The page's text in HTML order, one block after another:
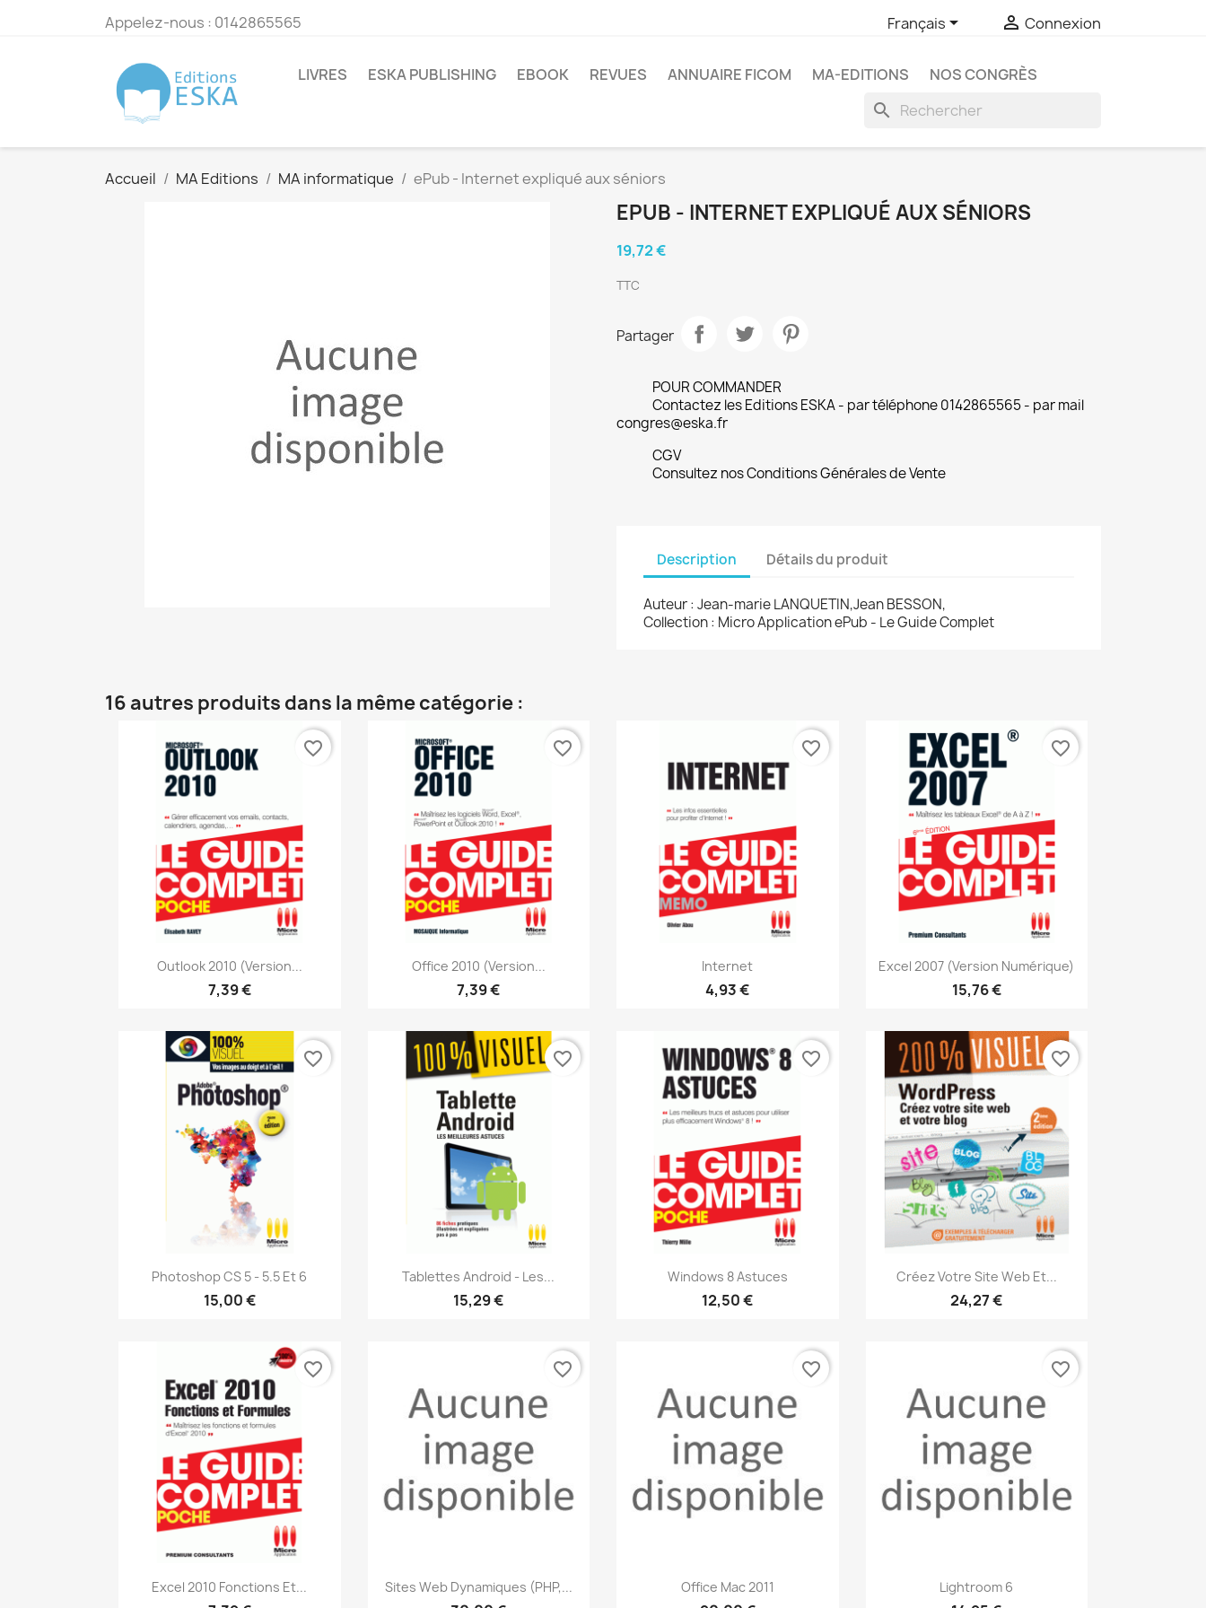
Appelez-nous : 0142865565 Français  Connexion
LIVRES ESKA PUBLISHING EBOOK REVUES ANNUAIRE FICOM MA-EDITIONS NOS CONGRÈS
search
Accueil MA Editions MA informatique ePub - Internet expliqué aux séniors
EPUB - INTERNET EXPLIQUÉ AUX SÉNIORS
19,72 €
TTC
Partager
POUR COMMANDER
Contactez les Editions ESKA - par téléphone 0142865565 - par mail
congres@eska.fr
CGV
Consultez nos Conditions Générales de Vente
Description Détails du produit
Auteur : Jean-marie LANQUETIN,Jean BESSON,
Collection : Micro Application ePub - Le Guide Complet
16 autres produits dans la même catégorie :
Aperçu rapide
Outlook 2010 (version...
7,39 €
favorite_border
Aperçu rapide
Office 2010 (version...
7,39 €
favorite_border
Aperçu rapide
Internet
4,93 €
favorite_border
Aperçu rapide
Excel 2007 (version Numérique)
15,76 €
favorite_border
Aperçu rapide
Photoshop CS 5 - 5.5 Et 6
15,00 €
favorite_border
Aperçu rapide
Tablettes Android - Les...
15,29 €
favorite_border
Aperçu rapide
Windows 8 Astuces
12,50 €
favorite_border
Aperçu rapide
Créez Votre Site Web Et...
24,27 €
favorite_border
Aperçu rapide
Excel 2010 Fonctions Et...
favorite_border
Aperçu rapide
Sites Web Dynamiques (PHP,...
favorite_border
Aperçu rapide
Office Mac 2011
favorite_border
Aperçu rapide
Lightroom 6
favorite_border